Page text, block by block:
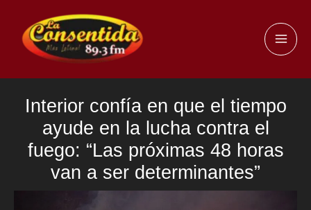
contenido
Interior confía en que el tiempo
ayude en la lucha contra el
fuego: “Las próximas 48 horas
van a ser determinantes”